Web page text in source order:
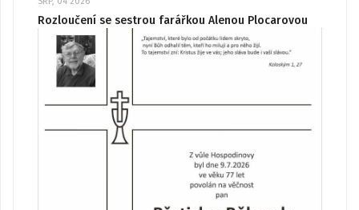
Rozloučení se sestrou farářkou Alenou Plocarovou